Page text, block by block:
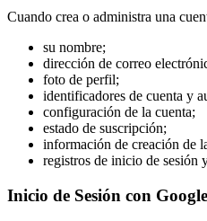
Cuando crea o administra una
su nombre;
dirección de correo
foto de perfil;
identificadores de cuenta y
configuración de la cuenta;
estado de suscripción;
información de creación de
registros de inicio de sesión
Inicio de Sesión con Google